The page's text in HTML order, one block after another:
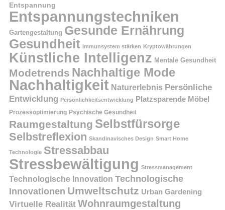
Entspannung
Entspannungstechniken
Gartengestaltung Gesunde Ernährung
Gesundheit Immunsystem stärken Kryptowährungen
Künstliche Intelligenz Mentale Gesundheit
Modetrends Nachhaltige Mode
Nachhaltigkeit Naturerlebnis Persönliche
Entwicklung Persönlichkeitsentwicklung Platzsparende Möbel
Prozessoptimierung Psychische Gesundheit
Raumgestaltung Selbstfürsorge
Selbstreflexion Skandinavisches Design Smart Home
Technologie Stressabbau
Stressbewältigung Stressmanagement
Technologische Innovation Technologische
Innovationen Umweltschutz Urban Gardening
Virtuelle Realität Wohnraumgestaltung